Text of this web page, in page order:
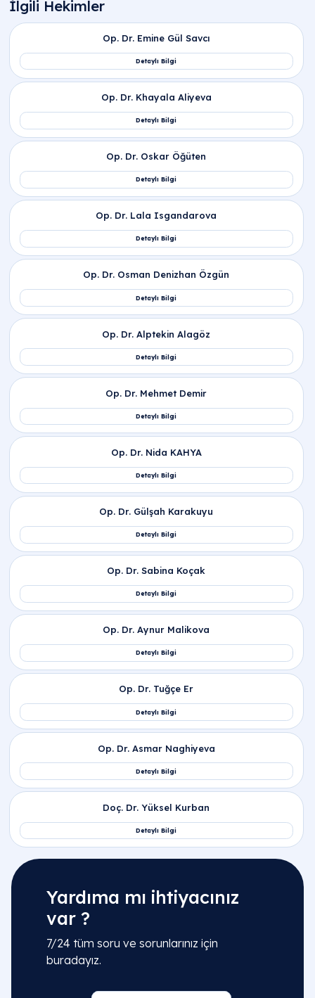
Yardıma mı ihtiyacınız
var ?
7/24 tüm soru ve sorunlarınız için
buradayız.